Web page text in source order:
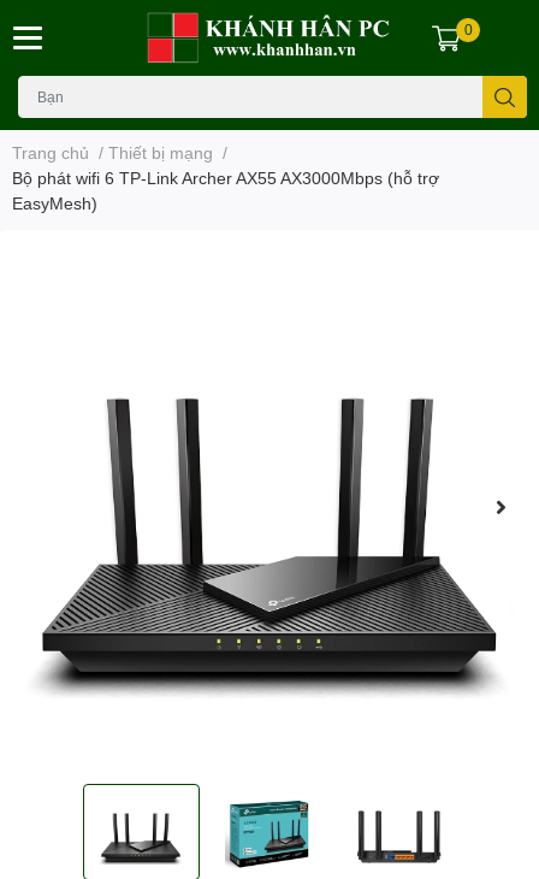
0
Trang chủ / Thiết bị mạng /
Bộ phát wifi 6 TP-Link Archer AX55 AX3000Mbps (hỗ trợ
EasyMesh)